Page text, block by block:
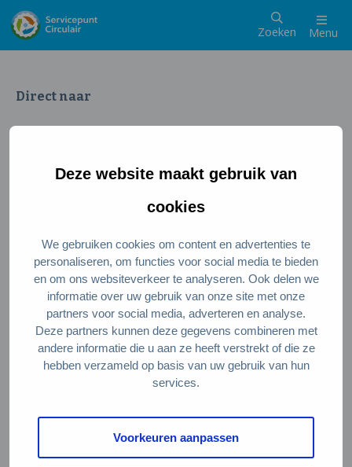
Deze website maakt gebruik van
cookies
We gebruiken cookies om content en advertenties te
personaliseren, om functies voor social media te bieden
en om ons websiteverkeer te analyseren. Ook delen we
informatie over uw gebruik van onze site met onze
partners voor social media, adverteren en analyse.
Deze partners kunnen deze gegevens combineren met
andere informatie die u aan ze heeft verstrekt of die ze
hebben verzameld op basis van uw gebruik van hun
services.
Voorkeuren aanpassen
Zoeken Menu
Direct naar
Wat is een circulaire samenleving
Meedoen als ondernemer
Circulaire producten en diensten
Wie zijn wij?
Over ons
Stel je vraag
Servicepunt Team
Veelgestelde vragen
De Natuur en Milieufederaties
Arthur van Schendelstraat 600